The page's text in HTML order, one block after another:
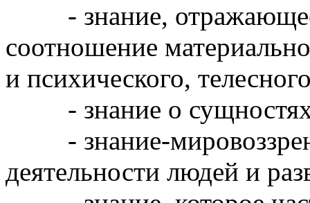
- знание, отражающее
соотношение
и психического,
- знание о сущностях
- знание-
деятельности людей и